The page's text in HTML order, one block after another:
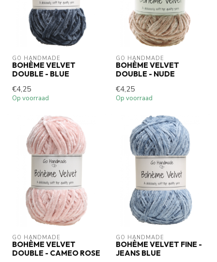
GO HANDMADE
BOHÈME VELVET
DOUBLE - BLUE
€4,25
Op voorraad
GO HANDMADE
BOHÈME VELVET
DOUBLE - NUDE
€4,25
Op voorraad
GO HANDMADE
BOHÈME VELVET
DOUBLE - CAMEO ROSE
GO HANDMADE
BOHÈME VELVET FINE -
JEANS BLUE